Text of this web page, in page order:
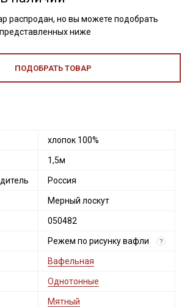
распродан, но вы можете подобрать
ниже
ПОДОБРАТЬ ТОВАР
хлопок 100%
1,5м
Россия
Мерный лоскут
050482
Режем по рисунку вафли ?
Вафельная
Однотонные
Мятный